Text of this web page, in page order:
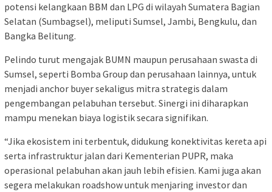
potensi kelangkaan BBM dan LPG di wilayah Sumatera Bagian
Selatan (Sumbagsel), meliputi Sumsel, Jambi, Bengkulu, dan
Bangka Belitung.
Pelindo turut mengajak BUMN maupun perusahaan swasta di
Sumsel, seperti Bomba Group dan perusahaan lainnya, untuk
menjadi anchor buyer sekaligus mitra strategis dalam
pengembangan pelabuhan tersebut. Sinergi ini diharapkan
mampu menekan biaya logistik secara signifikan.
“Jika ekosistem ini terbentuk, didukung konektivitas kereta api
serta infrastruktur jalan dari Kementerian PUPR, maka
operasional pelabuhan akan jauh lebih efisien. Kami juga akan
segera melakukan roadshow untuk menjaring investor dan